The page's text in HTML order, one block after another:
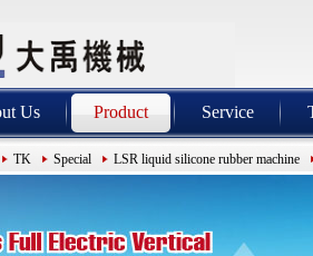
Us Product Service
TK Special LSR liquid silicone rubber machine